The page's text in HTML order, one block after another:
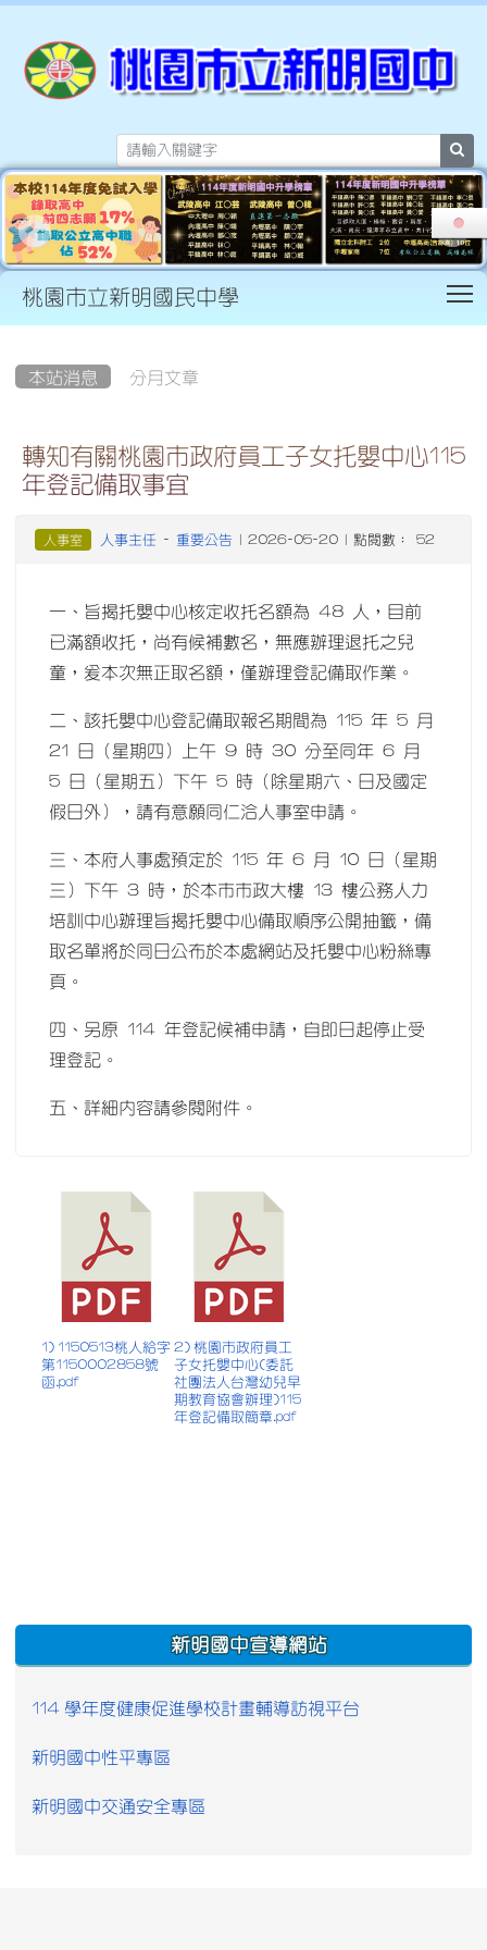
桃園市立新明國民中學
本站消息 分月文章
轉知有關桃園市政府員工子女托嬰中心115
年登記備取事宜
人事室 人事主任 - 重要公告 | 2026-05-20 | 點閱數： 52
一、旨揭托嬰中心核定收托名額為 48 人，目前
已滿額收托，尚有候補數名，無應辦理退托之兒
童，爰本次無正取名額，僅辦理登記備取作業。
二、該托嬰中心登記備取報名期間為 115 年 5 月
21 日（星期四）上午 9 時 30 分至同年 6 月
5 日（星期五）下午 5 時（除星期六、日及國定
假日外），請有意願同仁洽人事室申請。
三、本府人事處預定於 115 年 6 月 10 日（星期
三）下午 3 時，於本市市政大樓 13 樓公務人力
培訓中心辦理旨揭托嬰中心備取順序公開抽籤，備
取名單將於同日公布於本處網站及托嬰中心粉絲專
頁。
四、另原 114 年登記候補申請，自即日起停止受
理登記。
五、詳細內容請參閱附件。
1) 1150513桃人給字
第1150002858號
函.pdf
2) 桃園市政府員工
子女托嬰中心(委託
社團法人台灣幼兒早
期教育協會辦理)115
年登記備取簡章.pdf
:::
新明國中宣導網站
114 學年度健康促進學校計畫輔導訪視平台
新明國中性平專區
新明國中交通安全專區